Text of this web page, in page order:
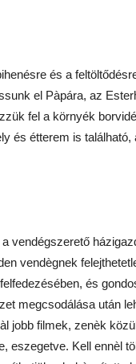
és a
el Pàpára, az
fel a környék
és étterem is található,
vendégszerető
vendègnek
és
megcsodálása után
jobb filmek, zenèk
eszegetve. Kell ennèl